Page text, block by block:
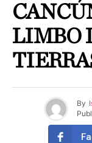
LIMBO
By